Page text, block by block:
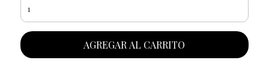
AGREGAR AL CARRITO